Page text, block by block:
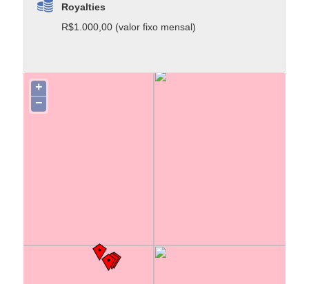
Royalties
R$1.000,00 (valor fixo mensal)
+
−